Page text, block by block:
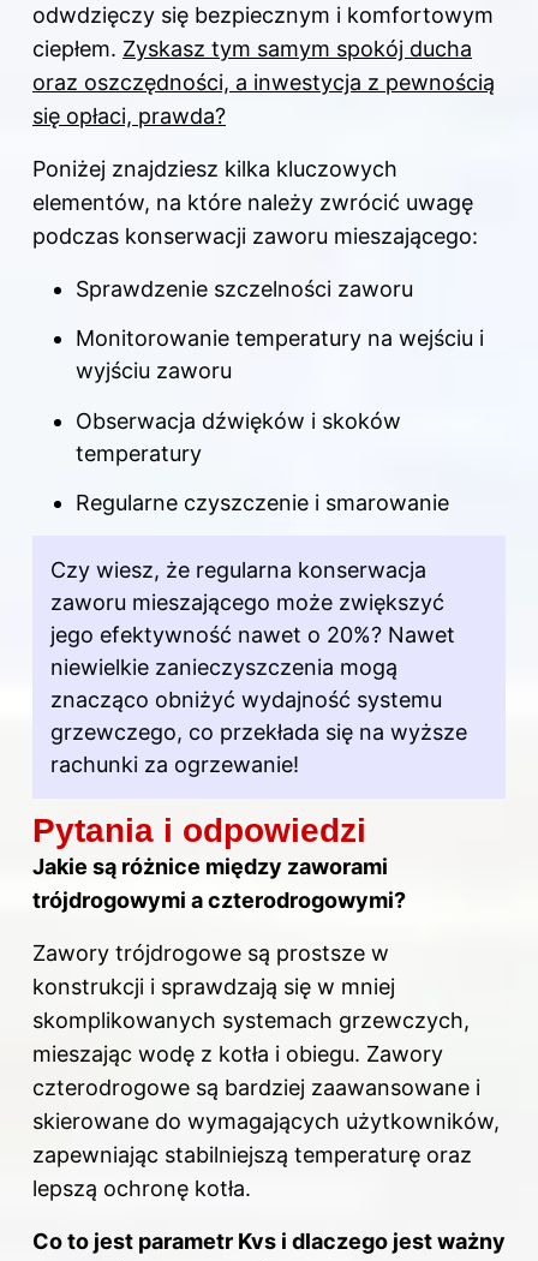
odwdzięczy się bezpiecznym i komfortowym
ciepłem. Zyskasz tym samym spokój ducha
oraz oszczędności, a inwestycja z pewnością
się opłaci, prawda?
Poniżej znajdziesz kilka kluczowych
elementów, na które należy zwrócić uwagę
podczas konserwacji zaworu mieszającego:
Sprawdzenie szczelności zaworu
Monitorowanie temperatury na wejściu i
wyjściu zaworu
Obserwacja dźwięków i skoków
temperatury
Regularne czyszczenie i smarowanie
Czy wiesz, że regularna konserwacja
zaworu mieszającego może zwiększyć
jego efektywność nawet o 20%? Nawet
niewielkie zanieczyszczenia mogą
znacząco obniżyć wydajność systemu
grzewczego, co przekłada się na wyższe
rachunki za ogrzewanie!
Pytania i odpowiedzi
Jakie są różnice między zaworami
trójdrogowymi a czterodrogowymi?
Zawory trójdrogowe są prostsze w
konstrukcji i sprawdzają się w mniej
skomplikowanych systemach grzewczych,
mieszając wodę z kotła i obiegu. Zawory
czterodrogowe są bardziej zaawansowane i
skierowane do wymagających użytkowników,
zapewniając stabilniejszą temperaturę oraz
lepszą ochronę kotła.
Co to jest parametr Kvs i dlaczego jest ważny